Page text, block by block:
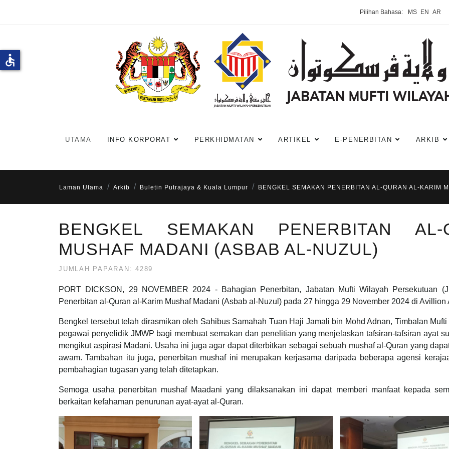
Pilihan Bahasa: MS EN AR
UTAMA INFO KORPORAT PERKHIDMATAN ARTIKEL E-PENERBITAN ARKIB
Laman Utama Arkib Buletin Putrajaya & Kuala Lumpur BENGKEL SEMAKAN PENERBITAN AL-QURAN AL-KARIM
BENGKEL SEMAKAN PENERBITAN AL-
MUSHAF MADANI (ASBAB AL-NUZUL)
JUMLAH PAPARAN: 4289
PORT DICKSON, 29 NOVEMBER 2024 - Bahagian Penerbitan, Jabatan Mufti Wilayah Persekutuan
Penerbitan al-Quran al-Karim Mushaf Madani (Asbab al-Nuzul) pada 27 hingga 29 November 2024 di
Bengkel tersebut telah dirasmikan oleh Sahibus Samahah Tuan Haji Jamali bin Mohd Adnan, Timbalan
pegawai penyelidik JMWP bagi membuat semakan dan penelitian yang menjelaskan tafsiran-tafsiran ayat
mengikut aspirasi Madani. Usaha ini juga agar dapat diterbitkan sebagai sebuah mushaf al-Quran yang
awam. Tambahan itu juga, penerbitan mushaf ini merupakan kerjasama daripada beberapa agensi
pembahagian tugasan yang telah ditetapkan.
Semoga usaha penerbitan mushaf Maadani yang dilaksanakan ini dapat memberi manfaat kepada
berkaitan kefahaman penurunan ayat-ayat al-Quran.
accessible